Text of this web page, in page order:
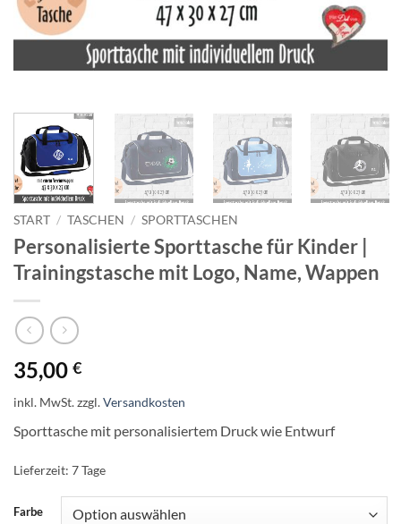
START / TASCHEN / SPORTTASCHEN
Personalisierte Sporttasche für Kinder |
Trainingstasche mit Logo, Name, Wappen
35,00 €
inkl. MwSt.zzgl.Versandkosten
Sporttasche mit personalisiertem Druck wie Entwurf
Lieferzeit: 7 Tage
Farbe